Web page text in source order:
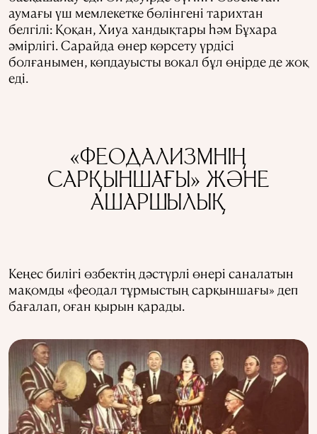
аумағы үш мемлекетке бөлінгені тарихтан
белгілі: Қоқан, Хиуа хандықтары һәм Бұхара
әмірлігі. Сарайда өнер көрсету үрдісі
болғанымен, көпдауысты вокал бұл өңірде де жоқ
еді.
«ФЕОДАЛИЗМНІҢ
САРҚЫНШАҒЫ» ЖӘНЕ
АШАРШЫЛЫҚ
Кеңес билігі өзбектің дәстүрлі өнері саналатын
мақомды «феодал тұрмыстың сарқыншағы» деп
бағалап, оған қырын қарады.